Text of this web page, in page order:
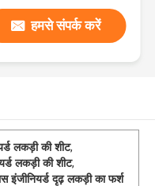
हमसे संपर्क करें
लकड़ी की शीट,
लकड़ी की शीट,
इंजीनियर्ड दृढ़ लकड़ी का फर्श